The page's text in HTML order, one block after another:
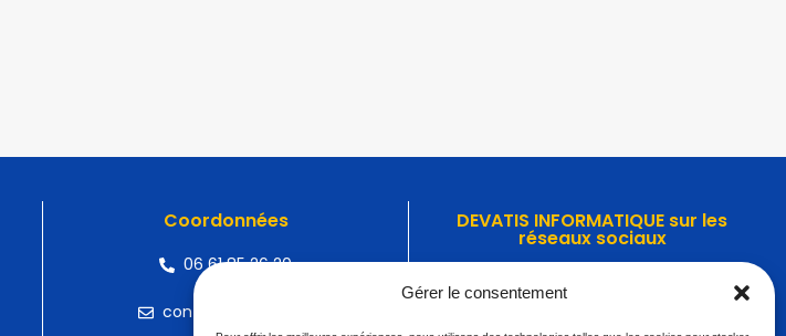
Gérer le consentement
Coordonnées
06 61 85 26 20
contact@devatis.fr
DEVATIS INFORMATIQUE sur les
réseaux sociaux
Découvrez nos dernières actualités sur les